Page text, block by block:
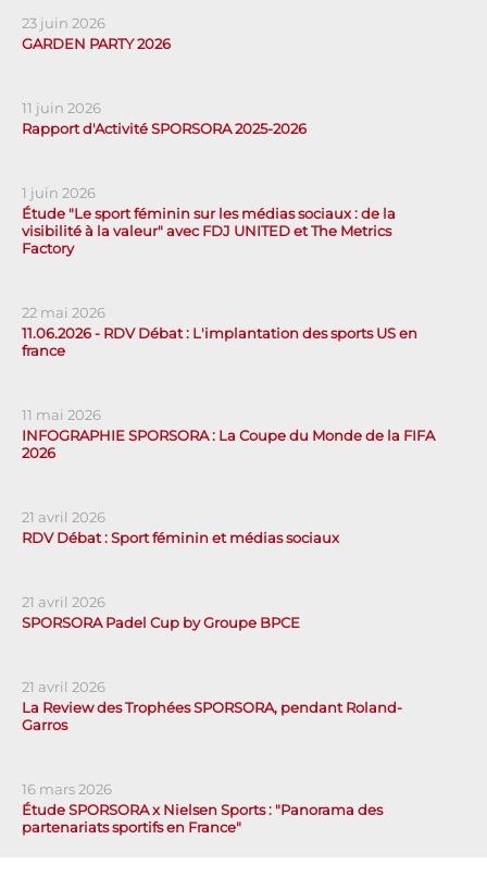
23 juin 2026
GARDEN PARTY 2026
11 juin 2026
Rapport d'Activité SPORSORA 2025-2026
1 juin 2026
Étude "Le sport féminin sur les médias sociaux : de la
visibilité à la valeur" avec FDJ UNITED et The Metrics
Factory
22 mai 2026
11.06.2026 - RDV Débat : L'implantation des sports US en
france
11 mai 2026
INFOGRAPHIE SPORSORA : La Coupe du Monde de la FIFA
2026
21 avril 2026
RDV Débat : Sport féminin et médias sociaux
21 avril 2026
SPORSORA Padel Cup by Groupe BPCE
21 avril 2026
La Review des Trophées SPORSORA, pendant Roland-
Garros
16 mars 2026
Étude SPORSORA x Nielsen Sports : "Panorama des
partenariats sportifs en France"